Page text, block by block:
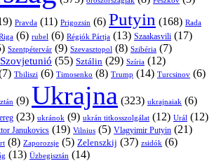
Pravda (11) Prigozsin (6) Putyin (168) Rada
(6) rubel (6) Régiók Pártja (13) Szaakasvili (17)
Szentpétervár (9) Szevasztopol (8) Szibéria (7)
Szovjetunió (55) Sztálin (29) Szíria (12)
Tbiliszi (6) Timosenko (8) Trump (14) Turcsinov (6)
(9) Ukrajna (323) ukrajnaiak (6)
(23) ukránok (9) ukrán titkosszolgálat (12) Urál (12)
Janukovics (19) Vilnius (5) Vlagyimir Putyin (21)
(8) Zaporozsje (5) Zelenszkij (37) zsidók (6)
(13) Üzbegisztán (14)